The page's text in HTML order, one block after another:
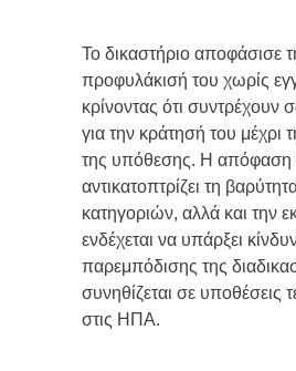
Το δικαστήριο αποφάσισε
προφυλάκισή του χωρίς
κρίνοντας ότι συντρέχουν
για την κράτησή του μέχρι
της υπόθεσης. Η απόφαση
αντικατοπτρίζει τη
κατηγοριών, αλλά και την
ενδέχεται να υπάρξει
παρεμπόδισης της
συνηθίζεται σε υποθέσεις
στις ΗΠΑ.